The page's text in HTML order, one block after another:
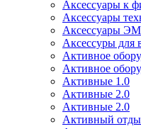
Аксессуары к
Аксессуары
Аксессуары
Аксессуры для
Активное
Активное
Активные 1.0
Активные 2.0
Активные 2.0
Активный